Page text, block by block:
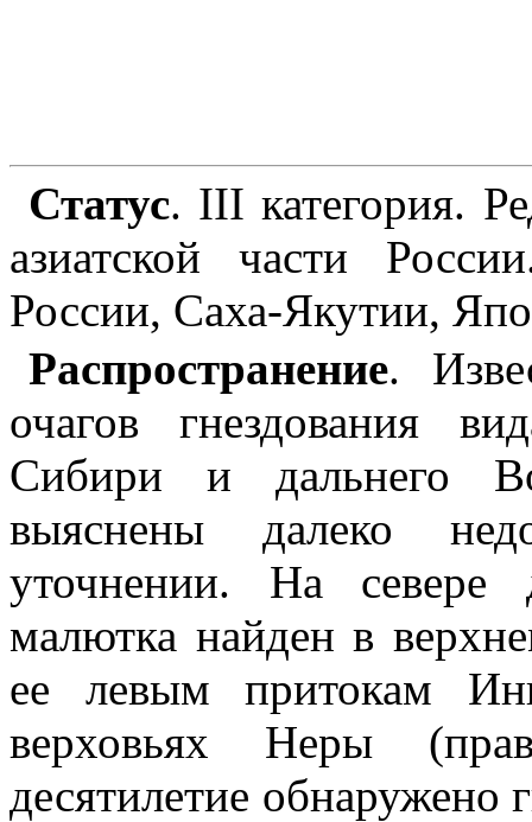
Статус. III категория.
азиатской части
России, Саха-Якутии,
Распространение.
очагов гнездования
Сибири и дальнего
выяснены далеко
уточнении. На севере
малютка найден в
ее левым притокам
верховьях Неры
десятилетие обнаружено